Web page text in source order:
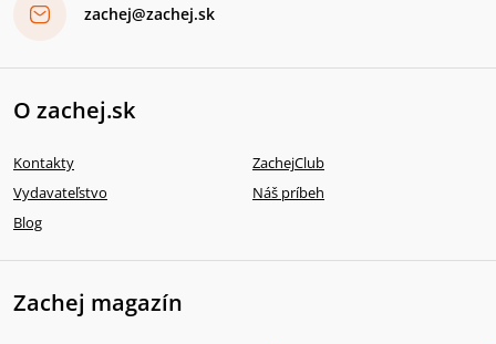
zachej@zachej.sk
O zachej.sk
Kontakty
ZachejClub
Vydavateľstvo
Náš príbeh
Blog
Zachej magazín